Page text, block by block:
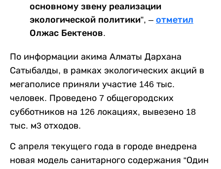
основному звену реализации
экологической политики”, – отметил
Олжас Бектенов.
По информации акима Алматы Дархана
Сатыбалды, в рамках экологических акций в
мегаполисе приняли участие 146 тыс.
человек. Проведено 7 общегородских
субботников на 126 локациях, вывезено 18
тыс. м3 отходов.
С апреля текущего года в городе внедрена
новая модель санитарного содержания “Один